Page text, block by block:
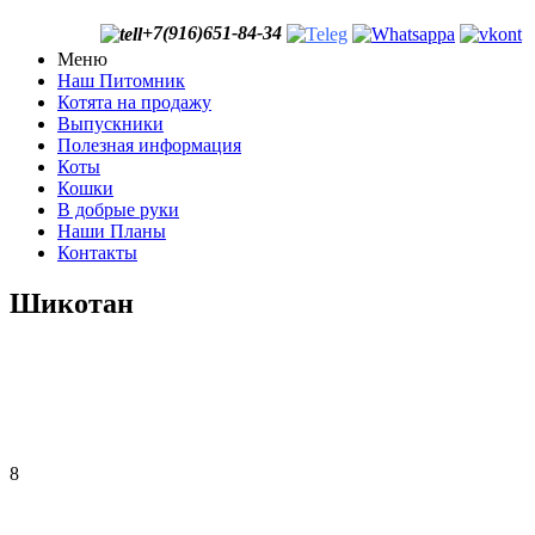
+7(916)651-84-34
Меню
Наш Питомник
Котята на продажу
Выпускники
Полезная информация
Коты
Кошки
В добрые руки
Наши Планы
Контакты
Шикотан
8